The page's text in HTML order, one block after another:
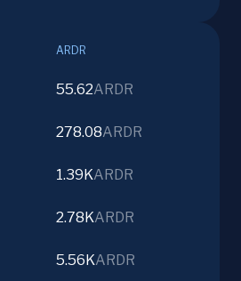
ARDR
55.62ARDR
278.08ARDR
1.39KARDR
2.78KARDR
5.56KARDR